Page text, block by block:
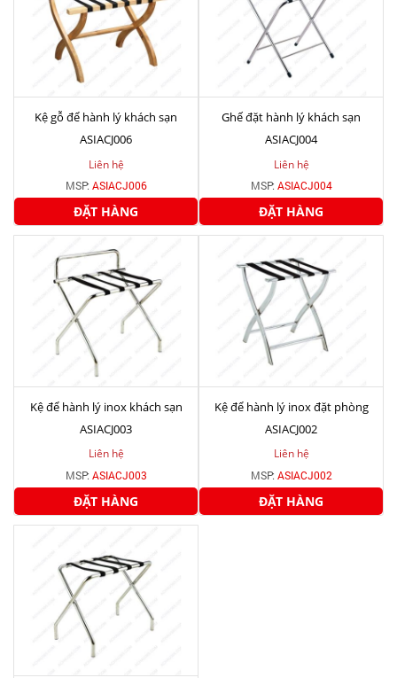
Kệ gỗ để hành lý khách sạn
ASIACJ006
Liên hệ
MSP: ASIACJ006
ĐẶT HÀNG
Ghế đặt hành lý khách sạn
ASIACJ004
Liên hệ
MSP: ASIACJ004
ĐẶT HÀNG
Kệ để hành lý inox khách sạn
ASIACJ003
Liên hệ
MSP: ASIACJ003
ĐẶT HÀNG
Kệ để hành lý inox đặt phòng
ASIACJ002
Liên hệ
MSP: ASIACJ002
ĐẶT HÀNG